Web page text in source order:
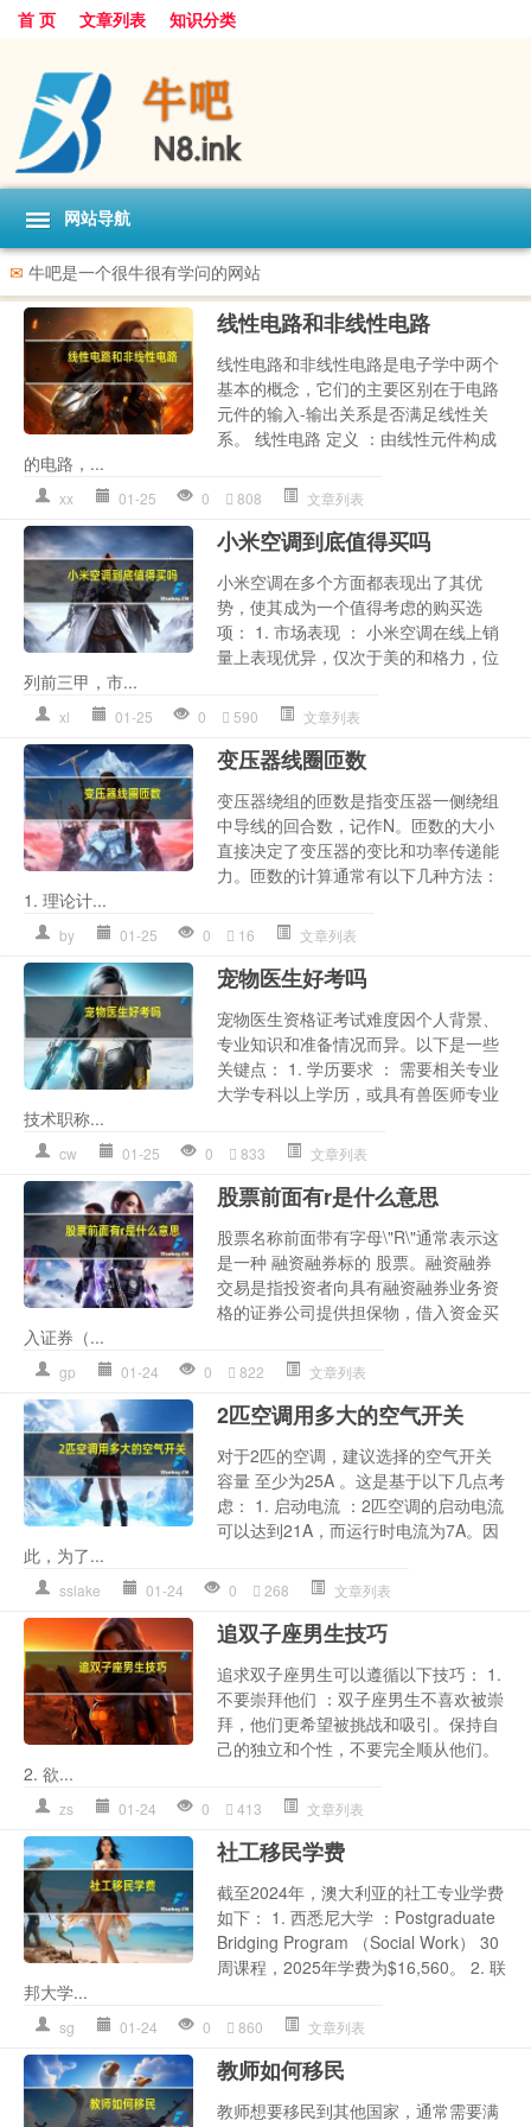
首 页 文章列表 知识分类
网站导航
✉ 牛吧是一个很牛很有学问的网站
线性电路和非线性电路
线性电路和非线性电路是电子学中两个
基本的概念，它们的主要区别在于电路
元件的输入-输出关系是否满足线性关
系。 线性电路 定义 ：由线性元件构成
的电路，...
xx 01-25 0 808 文章列表
小米空调到底值得买吗
小米空调在多个方面都表现出了其优
势，使其成为一个值得考虑的购买选
项： 1. 市场表现 ： 小米空调在线上销
量上表现优异，仅次于美的和格力，位
列前三甲，市...
xl 01-25 0 590 文章列表
变压器线圈匝数
变压器绕组的匝数是指变压器一侧绕组
中导线的回合数，记作N。匝数的大小
直接决定了变压器的变比和功率传递能
力。匝数的计算通常有以下几种方法：
1. 理论计...
by 01-25 0 16 文章列表
宠物医生好考吗
宠物医生资格证考试难度因个人背景、
专业知识和准备情况而异。以下是一些
关键点： 1. 学历要求 ： 需要相关专业
大学专科以上学历，或具有兽医师专业
技术职称...
cw 01-25 0 833 文章列表
股票前面有r是什么意思
股票名称前面带有字母\"R\"通常表示这
是一种 融资融券标的 股票。融资融券
交易是指投资者向具有融资融券业务资
格的证券公司提供担保物，借入资金买
入证券（...
gp 01-24 0 822 文章列表
2匹空调用多大的空气开关
对于2匹的空调，建议选择的空气开关
容量 至少为25A 。这是基于以下几点考
虑： 1. 启动电流 ：2匹空调的启动电流
可以达到21A，而运行时电流为7A。因
此，为了...
sslake 01-24 0 268 文章列表
追双子座男生技巧
追求双子座男生可以遵循以下技巧： 1.
不要崇拜他们 ：双子座男生不喜欢被崇
拜，他们更希望被挑战和吸引。保持自
己的独立和个性，不要完全顺从他们。
2. 欲...
zs 01-24 0 413 文章列表
社工移民学费
截至2024年，澳大利亚的社工专业学费
如下： 1. 西悉尼大学 ：Postgraduate
Bridging Program （Social Work） 30
周课程，2025年学费为$16,560。 2. 联
邦大学...
sg 01-24 0 860 文章列表
教师如何移民
教师想要移民到其他国家，通常需要满